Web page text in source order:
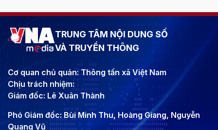
TRUNG TÂM NỘI DUNG SỐ
VÀ TRUYỀN THÔNG
Cơ quan chủ quản: Thông tấn xã Việt Nam
Chịu trách nhiệm:
Giám đốc: Lê Xuân Thành
Phó Giám đốc: Bùi Minh Thu, Hoàng Giang, Nguyễn
Quang Vũ